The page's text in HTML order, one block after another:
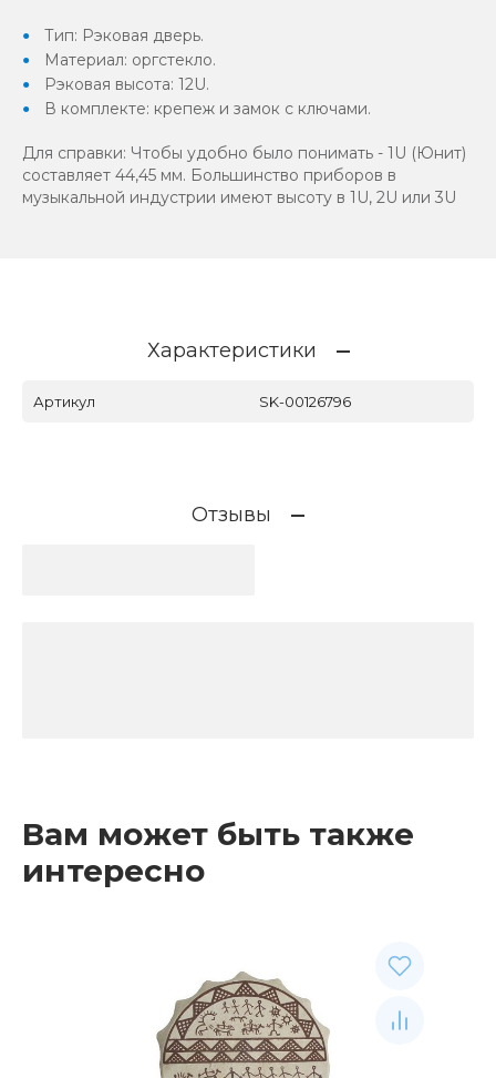
Тип: Рэковая дверь.
Материал: оргстекло.
Рэковая высота: 12U.
В комплекте: крепеж и замок с ключами.
Для справки: Чтобы удобно было понимать - 1U (Юнит)
составляет 44,45 мм. Большинство приборов в
музыкальной индустрии имеют высоту в 1U, 2U или 3U
Характеристики
Артикул SK-00126796
Отзывы
Вам может быть также
интересно